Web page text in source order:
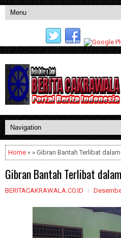
Home » » Gibran Bantah Terlibat
Gibran Bantah Terlibat
BERITACAKRAWALA.CO.ID